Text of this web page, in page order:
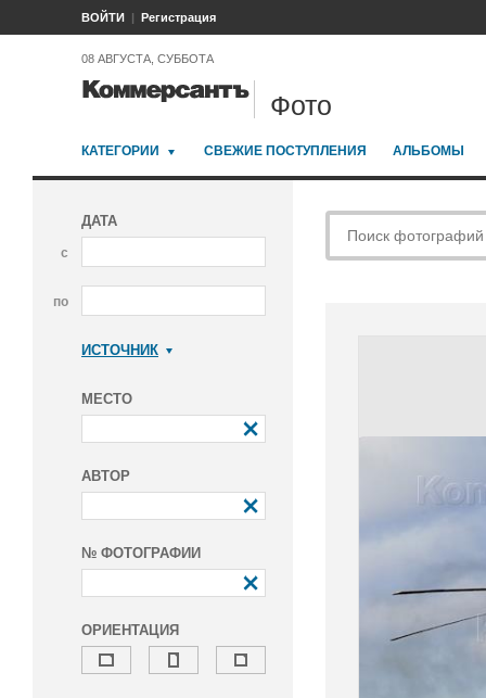
ВОЙТИ Регистрация
08 АВГУСТА, СУББОТА
Фото
КАТЕГОРИИ СВЕЖИЕ ПОСТУПЛЕНИЯ АЛЬБОМЫ
ДАТА
с
по
ИСТОЧНИК
МЕСТО
АВТОР
№ ФОТОГРАФИИ
ОРИЕНТАЦИЯ